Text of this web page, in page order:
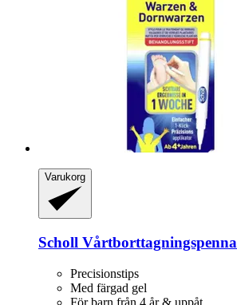
Varukorg
Scholl Vårtborttagningspenna
Precisionstips
Med färgad gel
För barn från 4 år & uppåt